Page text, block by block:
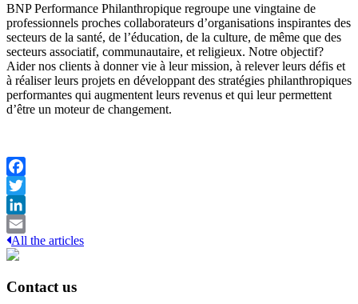
BNP Performance Philanthropique regroupe une vingtaine de
professionnels proches collaborateurs d’organisations inspirantes des
secteurs de la santé, de l’éducation, de la culture, de même que des
secteurs associatif, communautaire, et religieux. Notre objectif?
Aider nos clients à donner vie à leur mission, à relever leurs défis et
à réaliser leurs projets en développant des stratégies philanthropiques
performantes qui augmentent leurs revenus et qui leur permettent
d’être un moteur de changement.
Facebook
Twitter
LinkedIn
Email
All the articles
Contact us